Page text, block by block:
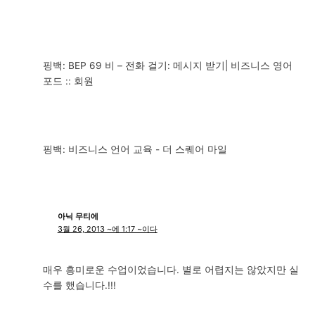
핑백: BEP 69 비 – 전화 걸기: 메시지 받기| 비즈니스 영어
포드 :: 회원
핑백: 비즈니스 언어 교육 - 더 스퀘어 마일
아닉 무티에
3월 26, 2013 ~에 1:17 ~이다
매우 흥미로운 수업이었습니다. 별로 어렵지는 않았지만 실
수를 했습니다.!!!